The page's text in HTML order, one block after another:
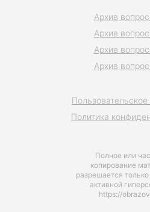
Полное или
копирование
разрешается
активной
https://
Политика
Архив
Архив
Архив
Архив